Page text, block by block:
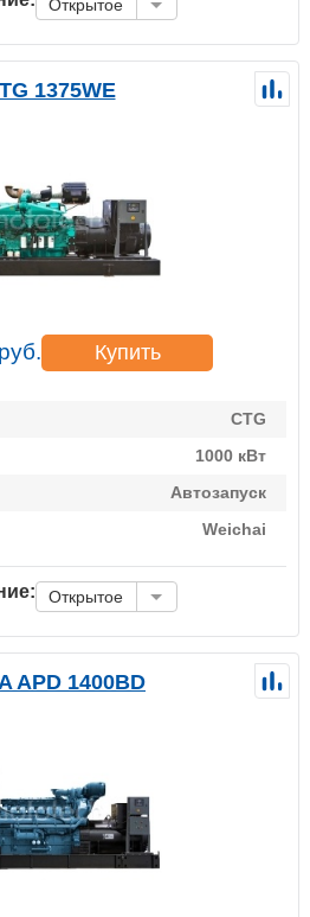
Открытое
1375WE
руб. Купить
CTG
1000 кВт
Автозапуск
Weichai
Открытое
APD 1400BD